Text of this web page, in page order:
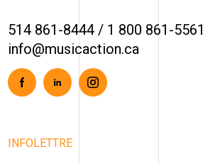
514 861-8444 / 1 800 861-5561
info@musicaction.ca
FacebookLinkedinInstagram
INFOLETTRE